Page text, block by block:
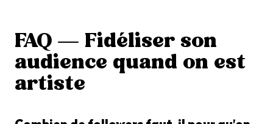
FAQ — Fidéliser son
audience quand on est
artiste